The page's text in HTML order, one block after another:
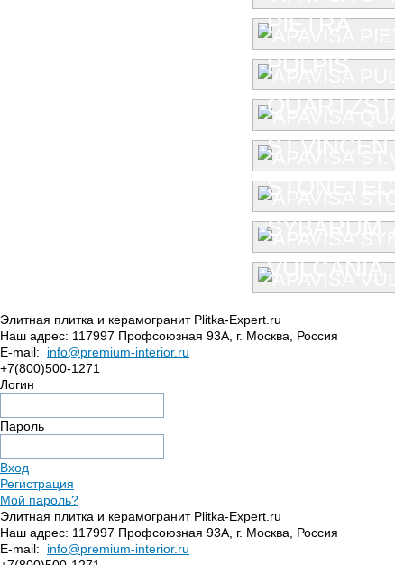
PIETRA
PULPIS
ST.VINCENT
SYBARUM
VULCANIA
Элитная плитка и керамогранит Plitka-Expert.ru
Наш адрес: 117997 Профсоюзная 93А, г. Москва, Россия
E-mail:
info@premium-interior.ru
+7(800)500-1271
Логин
Пароль
Вход
Регистрация
Мой пароль?
Элитная плитка и керамогранит Plitka-Expert.ru
Наш адрес: 117997 Профсоюзная 93А, г. Москва, Россия
E-mail:
info@premium-interior.ru